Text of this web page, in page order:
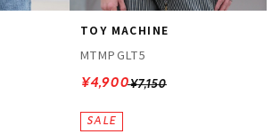
TOY MACHINE
MTMPGLT5
¥7,150
¥4,900